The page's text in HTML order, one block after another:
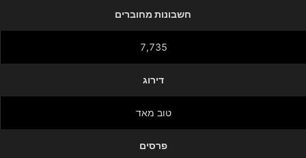
חשבונות מחוברים
7,735
דירוג
טוב מאד
פרסים